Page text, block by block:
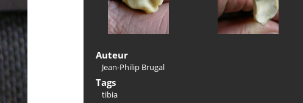
Auteur
Jean-Philip Brugal
Tags
tibia